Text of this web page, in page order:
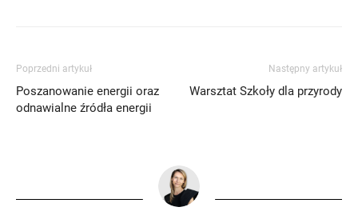
Poprzedni artykuł
Poszanowanie energii oraz
odnawialne źródła energii
Następny artykuł
Warsztat Szkoły dla przyrody